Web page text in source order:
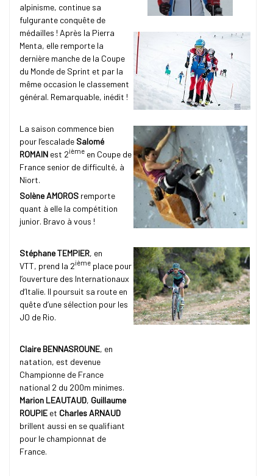
alpinisme, continue sa
fulgurante conquête de
médailles ! Après la Pierra
Menta, elle remporte la
dernière manche de la Coupe
du Monde de Sprint et par la
même occasion le classement
général. Remarquable, inédit !
La saison commence bien
pour l’escalade Salomé
ROMAIN est 2ième en Coupe de
France senior de difficulté, à
Niort.
Solène AMOROS remporte
quant à elle la compétition
junior. Bravo à vous !
Stéphane TEMPIER, en
VTT, prend la 2ième place pour
l’ouverture des Internationaux
d’Italie. Il poursuit sa route en
quête d’une sélection pour les
JO de Rio.
Claire BENNASROUNE, en
natation, est devenue
Championne de France
national 2 du 200m minimes.
Marion LEAUTAUD, Guillaume
ROUPIE et Charles ARNAUD
brillent aussi en se qualifiant
pour le championnat de
France.